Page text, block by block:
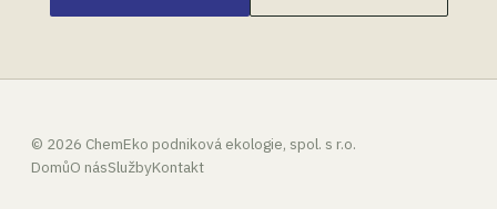
© 2026 ChemEko podniková ekologie, spol. s r.o.
DomůO násSlužbyKontakt